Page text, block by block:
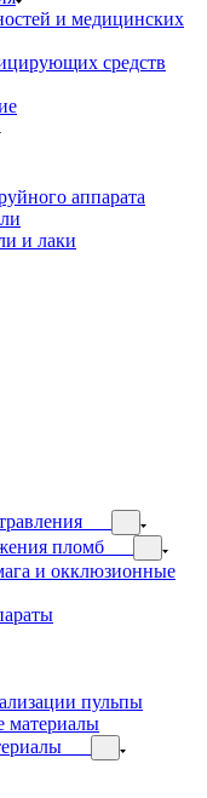
и медицинских
средств
аппарата
и лаки
пломб
и окклюзионные
пульпы
материалы